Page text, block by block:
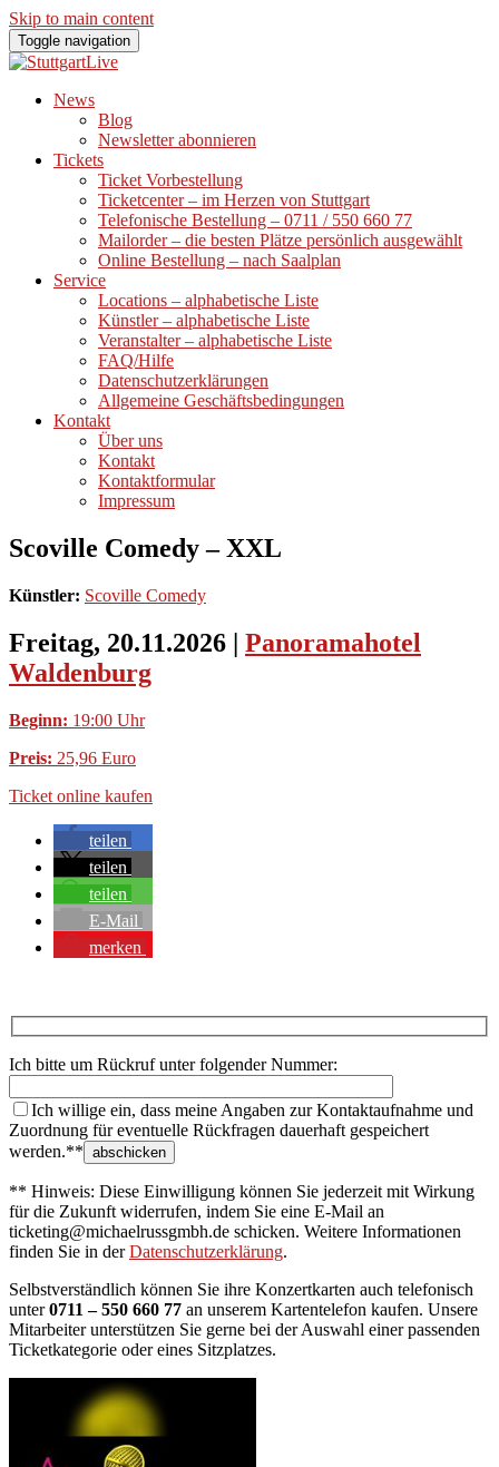
Skip to main content
Toggle navigation
News
Blog
Newsletter abonnieren
Tickets
Ticket Vorbestellung
Ticketcenter – im Herzen von Stuttgart
Telefonische Bestellung – 0711 / 550 660 77
Mailorder – die besten Plätze persönlich ausgewählt
Online Bestellung – nach Saalplan
Service
Locations – alphabetische Liste
Künstler – alphabetische Liste
Veranstalter – alphabetische Liste
FAQ/Hilfe
Datenschutzerklärungen
Allgemeine Geschäftsbedingungen
Kontakt
Über uns
Kontakt
Kontaktformular
Impressum
Scoville Comedy – XXL
Künstler: Scoville Comedy
Freitag, 20.11.2026 | Panoramahotel
Waldenburg
Beginn: 19:00 Uhr
Preis: 25,96 Euro
Ticket online kaufen
teilen
teilen
teilen
E-Mail
merken
Ich bitte um Rückruf unter folgender Nummer:
Ich willige ein, dass meine Angaben zur Kontaktaufnahme und
Zuordnung für eventuelle Rückfragen dauerhaft gespeichert
werden.**
** Hinweis: Diese Einwilligung können Sie jederzeit mit Wirkung
für die Zukunft widerrufen, indem Sie eine E-Mail an
ticketing@michaelrussgmbh.de schicken. Weitere Informationen
finden Sie in derDatenschutzerklärung.
Selbstverständlich können Sie ihre Konzertkarten auch telefonisch
unter0711 – 550 660 77 an unserem Kartentelefon kaufen. Unsere
Mitarbeiter unterstützen Sie gerne bei der Auswahl einer passenden
Ticketkategorie oder eines Sitzplatzes.